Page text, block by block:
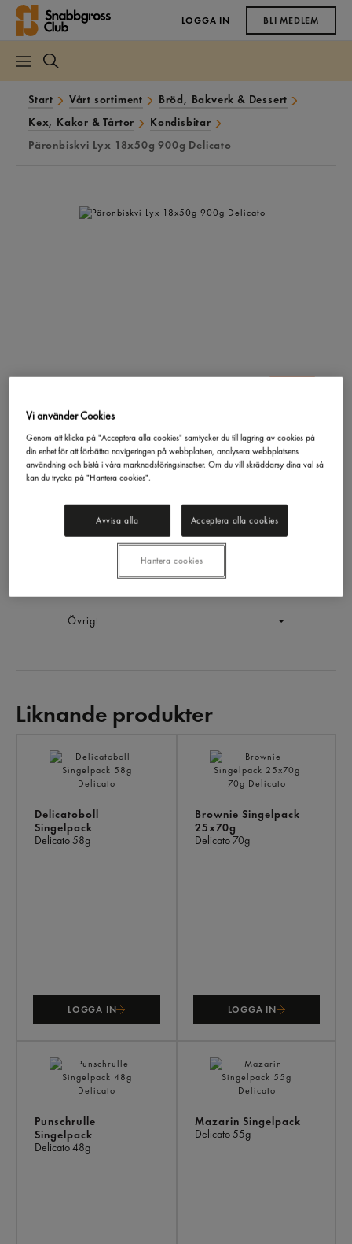
LOGGA IN BLI MEDLEM
Start Vårt sortiment
Bröd, Bakverk & Dessert
Kex, Kakor & Tårtor
Kondisbitar
Päronbiskvi Lyx 18x50g 900g Delicato
Päronbiskvi Lyx 18x50g
Delicato900g
EAN:
LOGGA IN
Generell produktinfo
Innehållsförteckning
Övrigt
Liknande produkter
Delicatoboll
Singelpack
Delicato58g
LOGGA IN
Brownie Singelpack
25x70g
Delicato 70g
LOGGA IN
Punschrulle
Singelpack
Delicato48g
Mazarin Singelpack
Delicato55g
Vi använder Cookies
Genom att klicka på "Acceptera alla cookies" samtycker du till lagring av cookies på
din enhet för att förbättra navigeringen på webbplatsen, analysera webbplatsens
användning och bistå i våra marknadsföringsinsatser. Om du vill skräddarsy dina val så
kan du trycka på "Hantera cookies".
Avvisa alla Acceptera alla cookies
Hantera cookies